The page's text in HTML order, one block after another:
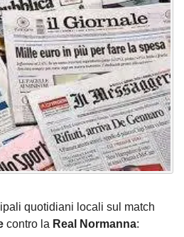
quotidiani locali sul match
contro la Real Normanna: